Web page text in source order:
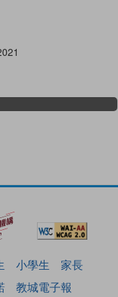
小學生
家長
教城電子報